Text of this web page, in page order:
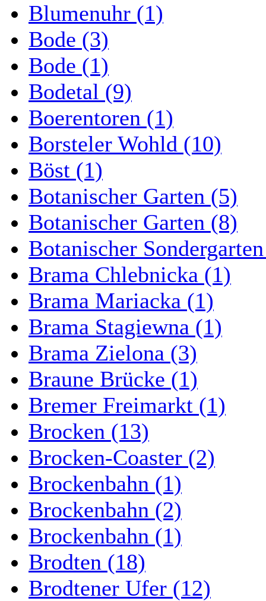
Blumenuhr (1)
Bode (3)
Bode (1)
Bodetal (9)
Boerentoren (1)
Borsteler Wohld (10)
Böst (1)
Botanischer Garten (5)
Botanischer Garten (8)
Botanischer
Brama Chlebnicka (1)
Brama Mariacka (1)
Brama Stagiewna (1)
Brama Zielona (3)
Braune Brücke (1)
Bremer Freimarkt (1)
Brocken (13)
Brocken-Coaster (2)
Brockenbahn (1)
Brockenbahn (2)
Brockenbahn (1)
Brodten (18)
Brodtener Ufer (12)